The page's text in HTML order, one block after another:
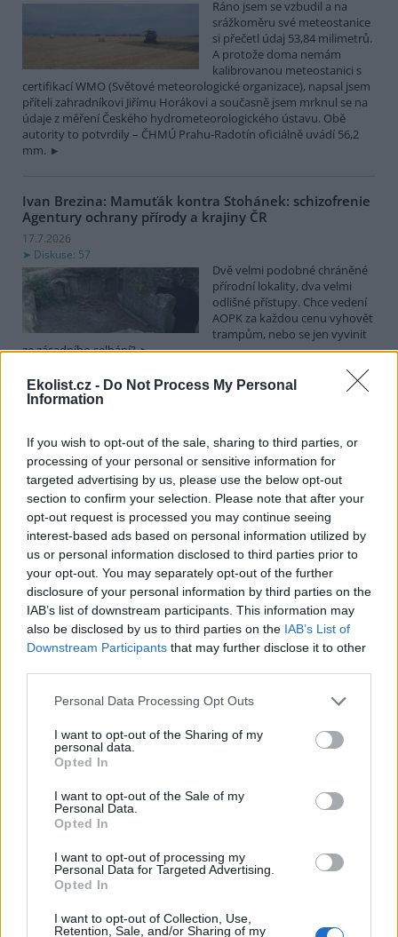
Ekolist.cz - Do Not Process My Personal
Information
If you wish to opt-out of the sale, sharing to third parties, or
processing of your personal or sensitive information for
targeted advertising by us, please use the below opt-out
section to confirm your selection. Please note that after your
opt-out request is processed you may continue seeing
interest-based ads based on personal information utilized by
us or personal information disclosed to third parties prior to
your opt-out. You may separately opt-out of the further
disclosure of your personal information by third parties on the
IAB’s list of downstream participants. This information may
also be disclosed by us to third parties on the IAB’s List of
Downstream Participants that may further disclose it to other
Personal Data Processing Opt Outs
I want to opt-out of the Sharing of my
personal data.
Opted In
I want to opt-out of the Sale of my
Personal Data.
Opted In
I want to opt-out of processing my
Personal Data for Targeted Advertising.
Opted In
I want to opt-out of Collection, Use,
Retention, Sale, and/or Sharing of my
Ráno jsem se vzbudil a na
srážkoměru své meteostanice
si přečetl údaj 53,84 milimetrů.
A protože doma nemám
kalibrovanou meteostanici s
certifikací WMO (Světové meteorologické organizace), napsal jsem
příteli zahradníkovi Jiřímu Horákovi a současně jsem mrknul se na
údaje z měření Českého hydrometeorologického ústavu. Obě
autority to potvrdily – ČHMÚ Prahu-Radotín oficiálně uvádí 56,2
mm.
Ivan Brezina: Mamuťák kontra Stohánek: schizofrenie
Agentury ochrany přírody a krajiny ČR
17.7.2026
Diskuse: 57
Dvě velmi podobné chráněné
přírodní lokality, dva velmi
odlišné přístupy. Chce vedení
AOPK za každou cenu vyhovět
trampům, nebo se jen vyvinit
ze zásadního selhání?
Spolky: Otevřený dopis ve věci výstavby zpevněné
16.7.2026
Diskuse: 13
Národní přírodní rezervace
Šerák-Keprník se v těchto
dnech proměnila ve
staveniště: bagry, nakladač,
dvě dodávky, hromada
materiálu a do dáli slyšitelný hluk ze staveniště.
Jakub Hruška: Co a proč se v roce 2011 stalo na Ptačím
potoce?
16.7.2026
začala blokáda kácení lesa na
Proč a co se tehdy stalo? Je to
trochu spletité, ale pokusím se
vysvětlit.
Eva Tylová: Další městské částí Prahy mohou svým
občanům zajistit příští Silvestr bez stresu
15.7.2026
Diskuse: 10
stresu, protože městské části
hl. m. Prahy, kde žijí, využily